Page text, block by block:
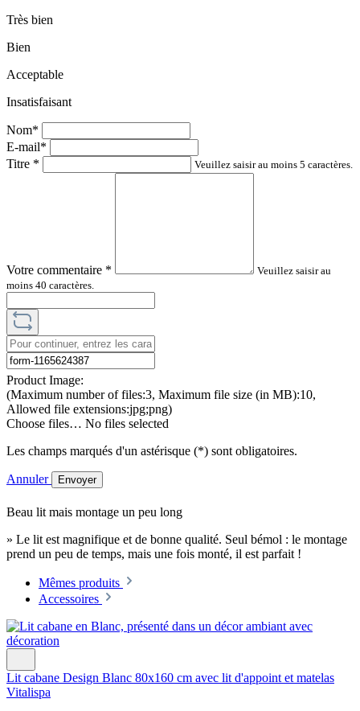
Très bien
Bien
Acceptable
Insatisfaisant
Nom*
E-mail*
Titre * Veuillez saisir au moins 5 caractères.
Votre commentaire *
Veuillez saisir au
moins 40 caractères.
Product Image:
(Maximum number of files:3, Maximum file size (in MB):10,
Allowed file extensions:jpg;png)
Choose files… No files selected
Les champs marqués d'un astérisque (*) sont obligatoires.
Annuler Envoyer
Beau lit mais montage un peu long
» Le lit est magnifique et de bonne qualité. Seul bémol : le montage
prend un peu de temps, mais une fois monté, il est parfait !
Mêmes produits
Accessoires
Lit cabane Design Blanc 80x160 cm avec lit d'appoint et matelas
Vitalispa